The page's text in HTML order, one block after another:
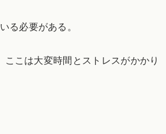
る必要がある。
こは大変時間とストレスがかかり